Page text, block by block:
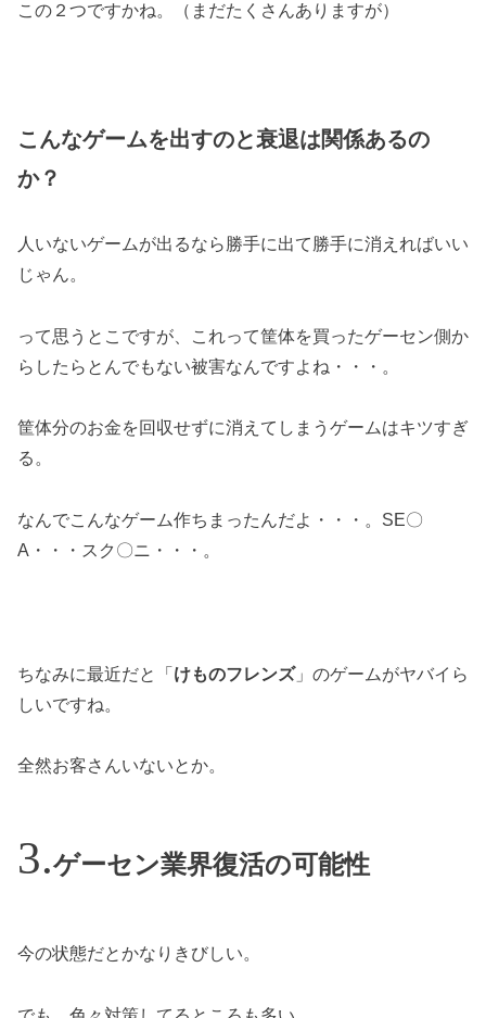
この２つですかね。（まだたくさんありますが）
こんなゲームを出すのと衰退は関係あるの
か？
人いないゲームが出るなら勝手に出て勝手に消えればいい
じゃん。
って思うとこですが、これって筐体を買ったゲーセン側か
らしたらとんでもない被害なんですよね・・・。
筐体分のお金を回収せずに消えてしまうゲームはキツすぎ
る。
なんでこんなゲーム作ちまったんだよ・・・。SE〇
A・・・スク〇ニ・・・。
ちなみに最近だと「 けものフレンズ」のゲームがヤバイら
しいですね。
全然お客さんいないとか。
ゲーセン業界復活の可能性
今の状態だとかなりきびしい。